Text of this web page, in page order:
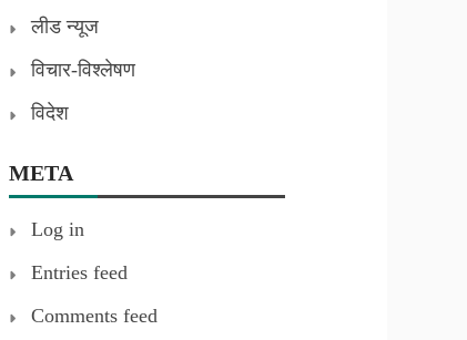
लीड न्यूज
विचार-विश्लेषण
विदेश
META
Log in
Entries feed
Comments feed